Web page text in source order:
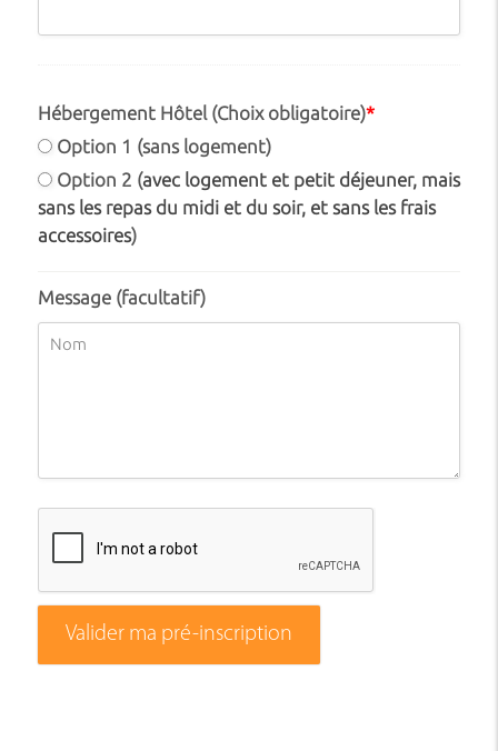
Hébergement Hôtel (Choix obligatoire)*
Option 1 (sans logement)
Option 2 (avec logement et petit déjeuner, mais
sans les repas du midi et du soir, et sans les frais
accessoires)
Message (facultatif)
Valider ma pré-inscription